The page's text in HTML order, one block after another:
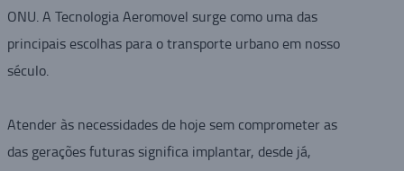
ONU. A Tecnologia Aeromovel surge como uma das
principais escolhas para o transporte urbano em nosso
século.
Atender às necessidades de hoje sem comprometer as
das gerações futuras significa implantar, desde já,